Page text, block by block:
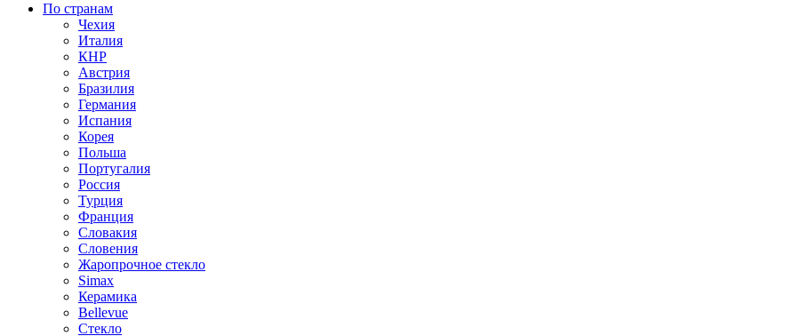
По странам
Чехия
Италия
КНР
Австрия
Бразилия
Германия
Испания
Корея
Польша
Португалия
Россия
Турция
Франция
Словакия
Словения
Жаропрочное стекло
Simax
Керамика
Bellevue
Стекло